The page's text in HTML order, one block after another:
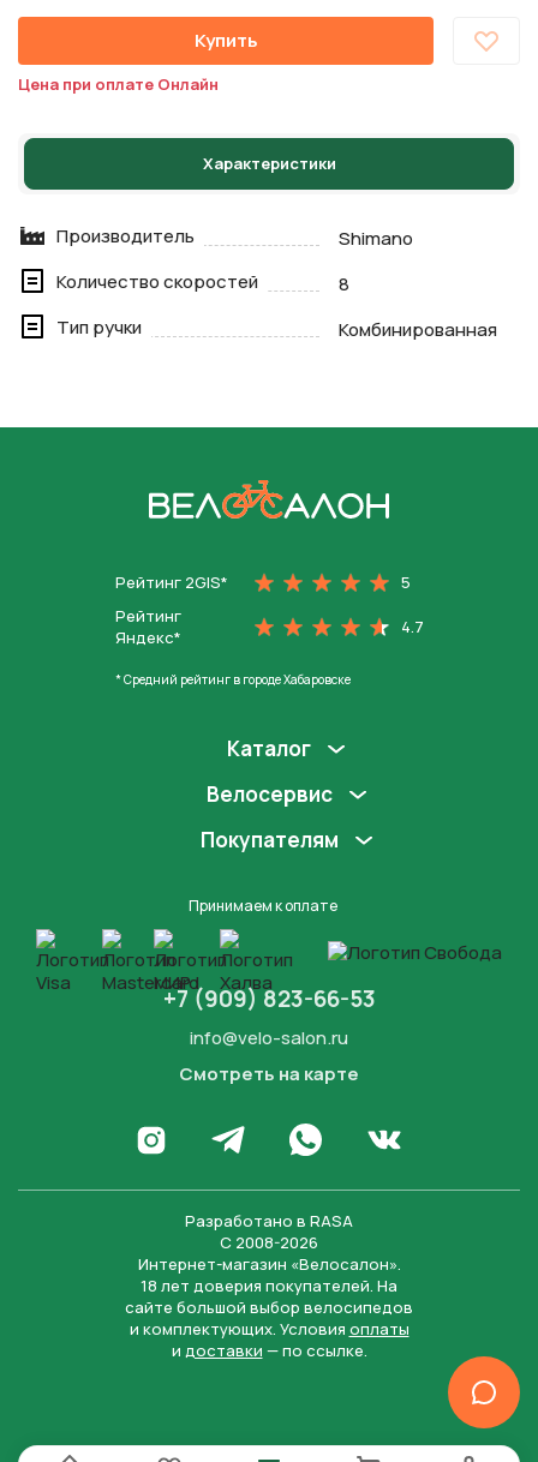
Купить
Цена при оплате Онлайн
Характеристики
Производитель
Shimano
Количество скоростей
8
Тип ручки
Комбинированная
Рейтинг 2GIS*
5
Рейтинг
Яндекс*
4.7
* Средний рейтинг в городе Хабаровске
Каталог
Велосервис
Покупателям
Принимаем к оплате
+7 (909) 823-66-53
info@velo-salon.ru
Смотреть на карте
Перейти в Инстаграм
Написать в Телеграм
Написать в WhatsApp
Перейти во
Разработано в RASA
С 2008-2026
Интернет-магазин «Велосалон».
18 лет доверия покупателей. На
сайте большой выбор велосипедов
и комплектующих. Условия оплаты
и доставки — по ссылке.
Нажимая на кнопку “Отправить заявку”, вы даете